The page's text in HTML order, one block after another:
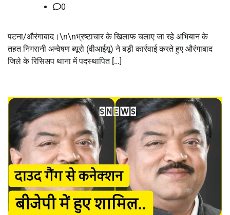
0
पटना/औरंगाबाद।\n\nभ्रष्टाचार के खिलाफ चलाए जा रहे अभियान के
तहत निगरानी अन्वेषण ब्यूरो (वीआईयू) ने बड़ी कार्रवाई करते हुए औरंगाबाद
जिले के रिसिअप थाना में पदस्थापित […]